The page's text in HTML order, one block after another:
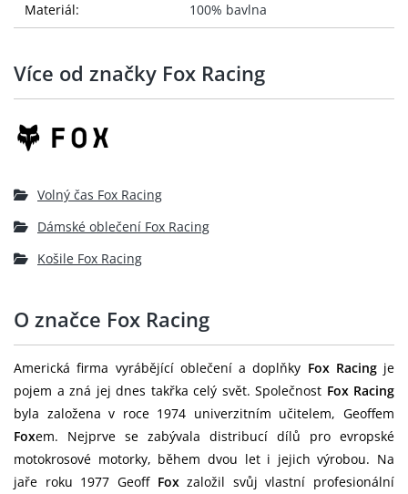
Materiál: 100% bavlna
Více od značky Fox Racing
Volný čas Fox Racing
Dámské oblečení Fox Racing
Košile Fox Racing
O značce Fox Racing
Americká firma vyrábějící oblečení a doplňky Fox Racingje
pojem a zná jej dnes takřka celý svět. Společnost Fox Racing
byla založena v roce 1974 univerzitním učitelem, Geoffem
Foxem. Nejprve se zabývala distribucí dílů pro evropské
motokrosové motorky, během dvou let i jejich výrobou. Na
jaře roku 1977 Geoff Foxzaložil svůj vlastní profesionální